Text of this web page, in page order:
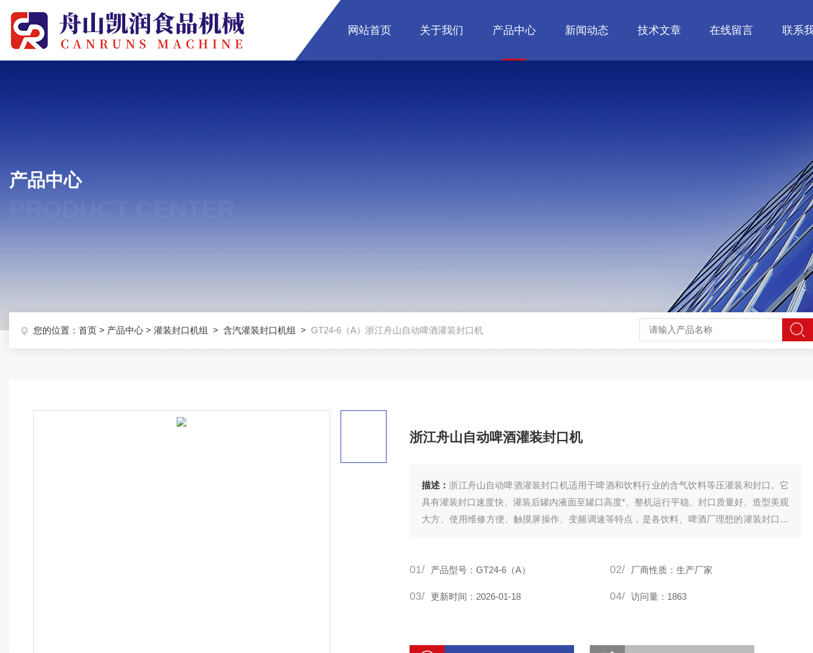
网站首页 关于我们 产品中心 新闻动态 技术文章 在线留言 联系
产品中心
您的位置： 首页 > 产品中心 > 灌装封口机组 > 含汽灌装封口机组 > GT24-6（A）浙江舟山自动啤酒灌装封口机
浙江舟山自动啤酒灌装封口机
描述：浙江舟山自动啤酒灌装封口机适用于啤酒和饮料行业的含气饮料等压灌装和封口。它
具有灌装封口速度快、灌装后罐内液面至罐口高度*、整机运行平稳、封口质量好、造型美观
大方、使用维修方便、触摸屏操作、变频调速等特点，是各饮料、啤酒厂理想的灌装封口设
01/ 产品型号：GT24-6（A） 02/ 厂商性质：生产厂家
03/ 更新时间：2026-01-18 04/ 访问量：1863